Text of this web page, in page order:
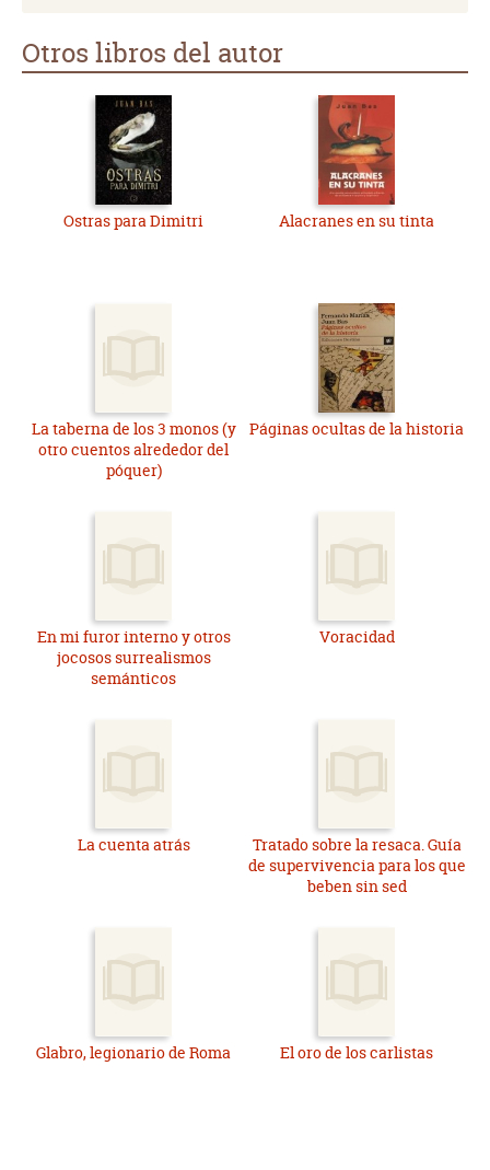
Otros libros del autor
Ostras para Dimitri Alacranes en su tinta
La taberna de los 3 monos (y
otro cuentos alrededor del
póquer)
Páginas ocultas de la historia
En mi furor interno y otros
jocosos surrealismos
semánticos
Voracidad
La cuenta atrás
Tratado sobre la resaca. Guía
de supervivencia para los que
beben sin sed
Glabro, legionario de Roma El oro de los carlistas